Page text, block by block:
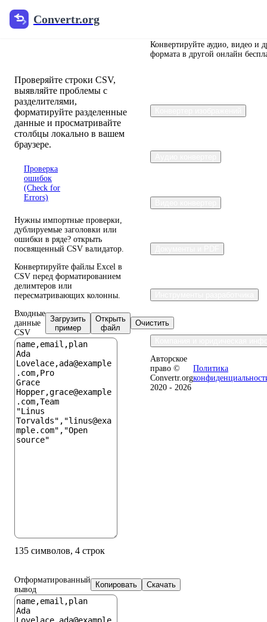
Convertr.org
Сверхформат
Проверяйте строки CSV,
выявляйте проблемы с
разделителями,
форматируйте разделенные
данные и просматривайте
столбцы локально в вашем
браузере.
Проверка
ошибок
(Check for
Errors)
Нужны импортные проверки,
дублируемые заголовки или
ошибки в ряде? открыть
посвященный CSV валидатор.
Конвертируйте файлы Excel в
CSV перед форматированием
делимтеров или
пересматривающих колонны.
Входные
данные
CSV
Загрузить
пример
Открыть
файл
Очистить
135 символов, 4 строк
Отформатированный
вывод
Копировать Скачать
Конвертируйте аудио, видео и
формата в другой онлайн
Авторское
право ©
Convertr.org
2020 - 2026
Политика